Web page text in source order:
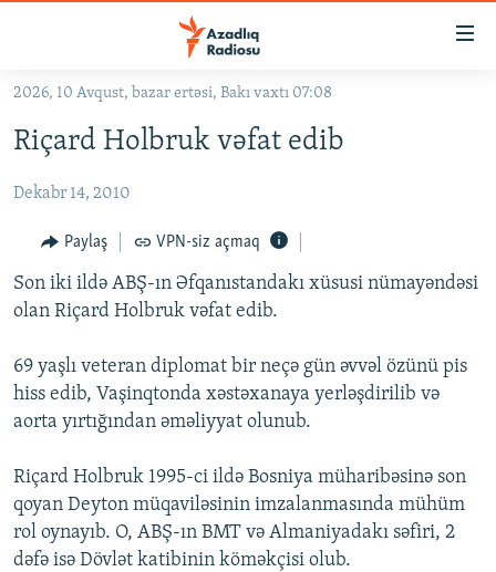
Əsas
qayıt
naviqasiyaya
Axtarışa
keç
#İZAHLA
KORRUPSIOMETR
#ƏSLINDƏ
FƏRQƏ BAX
QANUNI DOĞRU
ARAŞDIRMA
MULTIMEDIA
VIDEO
FOTOQALEREYA
İNFOQRAFIKA
KARIKATURA
RADIO ARXIV
OXU ZALI
AZƏRBAYCAN ƏDƏBIYYATI KITABXANASI
İSLAM VƏ DEMOKRATIYA
HAQQIMIZDA
MISSIYAMIZ
PEŞƏ ETIKASI VƏ JURNALISTIKA STANDARTLARIMIZ
BIZI IZLƏ
2026, 10 Avqust, bazar ertəsi, Bakı vaxtı 07:08
Riçard Holbruk vəfat edib
Dekabr 14, 2010
Paylaş VPN-siz açmaq
Son iki ildə ABŞ-ın Əfqanıstandakı xüsusi nümayəndəsi
olan Riçard Holbruk vəfat edib.
69 yaşlı veteran diplomat bir neçə gün əvvəl özünü pis
hiss edib, Vaşinqtonda xəstəxanaya yerləşdirilib və
aorta yırtığından əməliyyat olunub.
Riçard Holbruk 1995-ci ildə Bosniya müharibəsinə son
qoyan Deyton müqaviləsinin imzalanmasında mühüm
rol oynayıb. O, ABŞ-ın BMT və Almaniyadakı səfiri, 2
dəfə isə Dövlət katibinin köməkçisi olub.